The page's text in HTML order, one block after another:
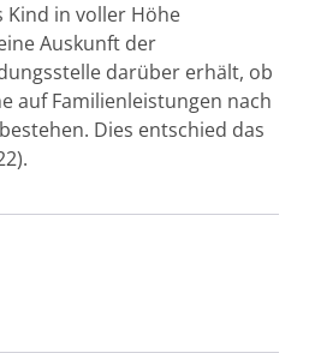
Kind in voller Höhe
Auskunft der
darüber erhält, ob
auf Familienleistungen nach
Dies entschied das